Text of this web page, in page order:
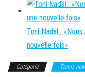
Toni Nadal :
nouvelle fois»
Catégorie Tennis